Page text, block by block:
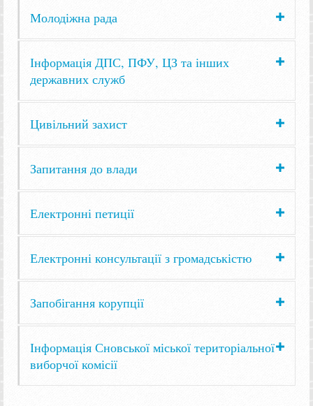
Молодіжна рада
Інформація ДПС, ПФУ, ЦЗ та інших
державних служб
Цивільний захист
Запитання до влади
Електронні петиції
Електронні консультації з громадськістю
Запобігання корупції
Інформація Сновської міської територіальної
виборчої комісії